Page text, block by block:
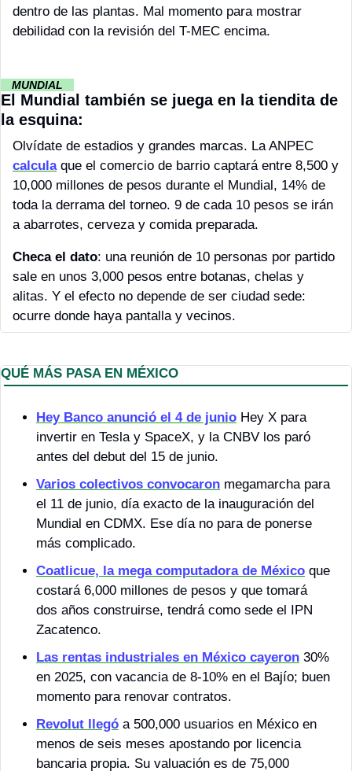
dentro de las plantas. Mal momento para mostrar
debilidad con la revisión del T-MEC encima.
MUNDIAL
El Mundial también se juega en la tiendita de
la esquina:
calcula que el comercio de barrio captará entre 8,500 y
10,000 millones de pesos durante el Mundial, 14% de
toda la derrama del torneo. 9 de cada 10 pesos se irán
a abarrotes, cerveza y comida preparada.
Checa el dato: una reunión de 10 personas por partido
sale en unos 3,000 pesos entre botanas, chelas y
alitas. Y el efecto no depende de ser ciudad sede:
ocurre donde haya pantalla y vecinos.
QUÉ MÁS PASA EN MÉXICO
Hey Banco anunció el 4 de junio Hey X para
invertir en Tesla y SpaceX, y la CNBV los paró
antes del debut del 15 de junio.
Varios colectivos convocaron megamarcha para
el 11 de junio, día exacto de la inauguración del
Mundial en CDMX. Ese día no para de ponerse
más complicado.
Coatlicue, la mega computadora de México que
costará 6,000 millones de pesos y que tomará
dos años construirse, tendrá como sede el IPN
Zacatenco.
Las rentas industriales en México cayeron 30%
en 2025, con vacancia de 8-10% en el Bajío; buen
momento para renovar contratos.
Revolut llegó a 500,000 usuarios en México en
menos de seis meses apostando por licencia
bancaria propia. Su valuación es de 75,000